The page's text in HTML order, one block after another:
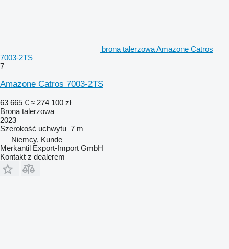
brona talerzowa Amazone Catros
7003-2TS
7
Amazone Catros 7003-2TS
63 665 € ≈ 274 100 zł
Brona talerzowa
2023
Szerokość uchwytu 7 m
Niemcy, Kunde
Merkantil Export-Import GmbH
Kontakt z dealerem